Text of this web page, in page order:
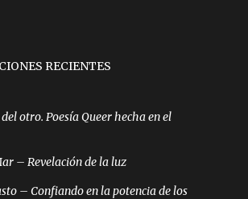
RECIENTES
otro. Poesía Queer hecha en el
– Revelación de la luz
– Confiando en la potencia de los